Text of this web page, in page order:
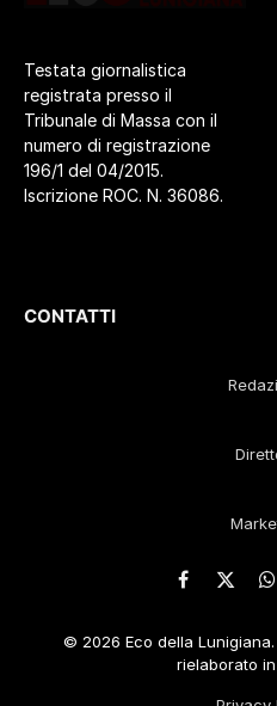
Testata giornalistica
registrata presso il
Tribunale di Massa con il
numero di registrazione
196/1 del 04/2015.
Iscrizione ROC. N. 36086.
CONTATTI
Facebook
X
© 2026 Eco della
rielaborato